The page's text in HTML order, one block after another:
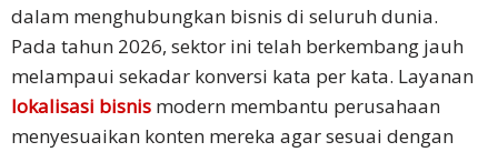
dalam menghubungkan bisnis di seluruh dunia.
Pada tahun 2026, sektor ini telah berkembang jauh
melampaui sekadar konversi kata per kata. Layanan
lokalisasi bisnis modern membantu perusahaan
menyesuaikan konten mereka agar sesuai dengan
Aksara
Sederhana
Mandarin
Aksara